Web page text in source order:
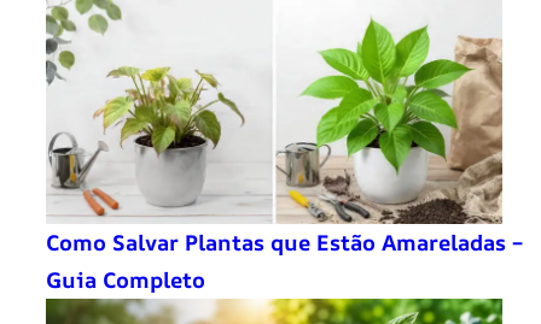
Como Salvar Plantas que Estão Amareladas –
Guia Completo